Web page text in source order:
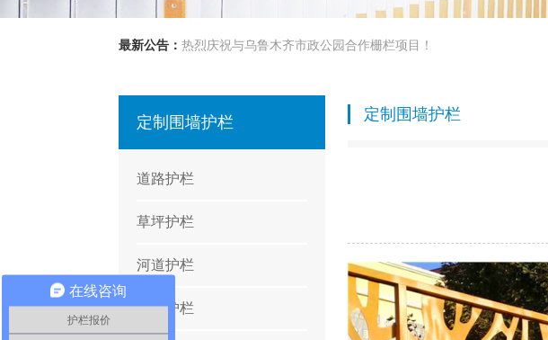
最新公告： 热烈庆祝与乌鲁木齐市政公园合作栅栏项目！
定制围墙护栏
道路护栏
草坪护栏
河道护栏
灯光护栏
定制围墙护栏
在线咨询
护栏报价